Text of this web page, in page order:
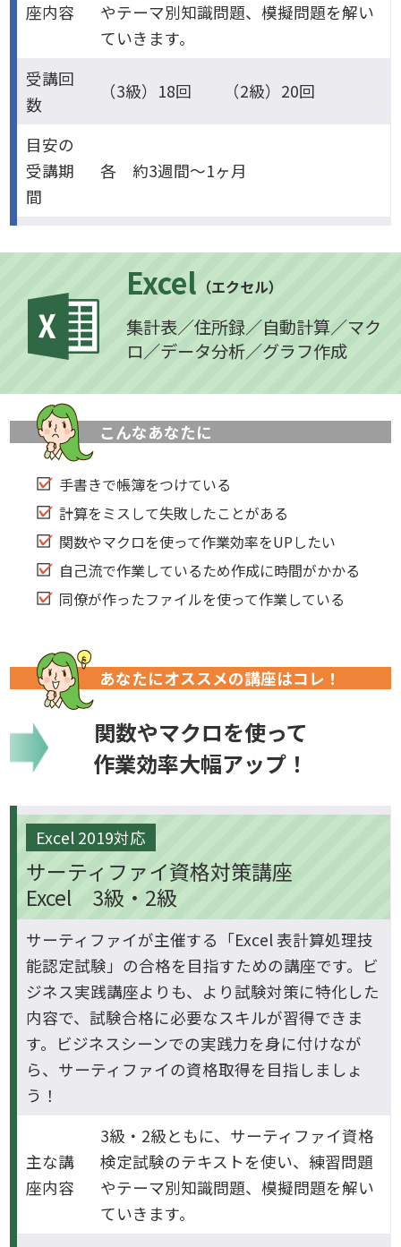
座内容
やテーマ別知識問題、模擬問題を解い
ていきます。
受講回
数
（3級）18回 （2級）20回
目安の
受講期
間
各 約3週間～1ヶ月
Excel （エクセル）
集計表／住所録／自動計算／マク
ロ／データ分析／グラフ作成
こんなあなたに
手書きで帳簿をつけている
計算をミスして失敗したことがある
関数やマクロを使って作業効率をUPしたい
自己流で作業しているため作成に時間がかかる
同僚が作ったファイルを使って作業している
あなたにオススメの講座はコレ！
関数やマクロを使って
作業効率大幅アップ！
Excel 2019対応
サーティファイ資格対策講座
Excel 3級・2級
サーティファイが主催する「Excel 表計算処理技
能認定試験」の合格を目指すための講座です。ビ
ジネス実践講座よりも、より試験対策に特化した
内容で、試験合格に必要なスキルが習得できま
す。ビジネスシーンでの実践力を身に付けなが
ら、サーティファイの資格取得を目指しましょ
う！
主な講
座内容
3級・2級ともに、サーティファイ資格
検定試験のテキストを使い、練習問題
やテーマ別知識問題、模擬問題を解い
ていきます。